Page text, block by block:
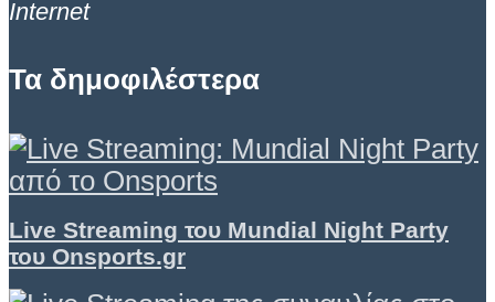
Internet
Τα δημοφιλέστερα
Live Streaming του Mundial Night Party
του Onsports.gr